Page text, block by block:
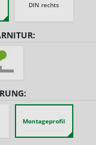
DIN rechts
Montageprofil